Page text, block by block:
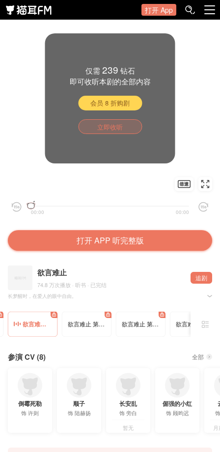
打开 App
仅需 239 钻石
即可收听本剧的全部内容
会员 8 折购剧
立即收听
00:00 00:00
打开 APP 听完整版
欲言难止
74.8 万次播放 · 听书 · 已完结
追剧
长梦醒时，在爱人的眼中自由。
共171集，前11集为免费收听集，专辑售价239钻石，购买专辑即可收听全部内容。
禁止盗版、篡改、用于其他商业用途等行为，违者将追究法律责任。
=配音组=
贺蔚：蔡杰
池嘉寒：木小柏
温然：孙路路（特邀出演）
欲言难止 第109集 应该和许则说一声的 欲言难止 第110集 可惜没时间了 欲言难止 第111集 再见 欲言难止 第112集 许医生，你好
参演 CV (8) 全部
倒霉死勒
饰许则
顺子
饰陆赫扬
长安乱
饰旁白
暂无
倔强的小红
饰 顾昀迟